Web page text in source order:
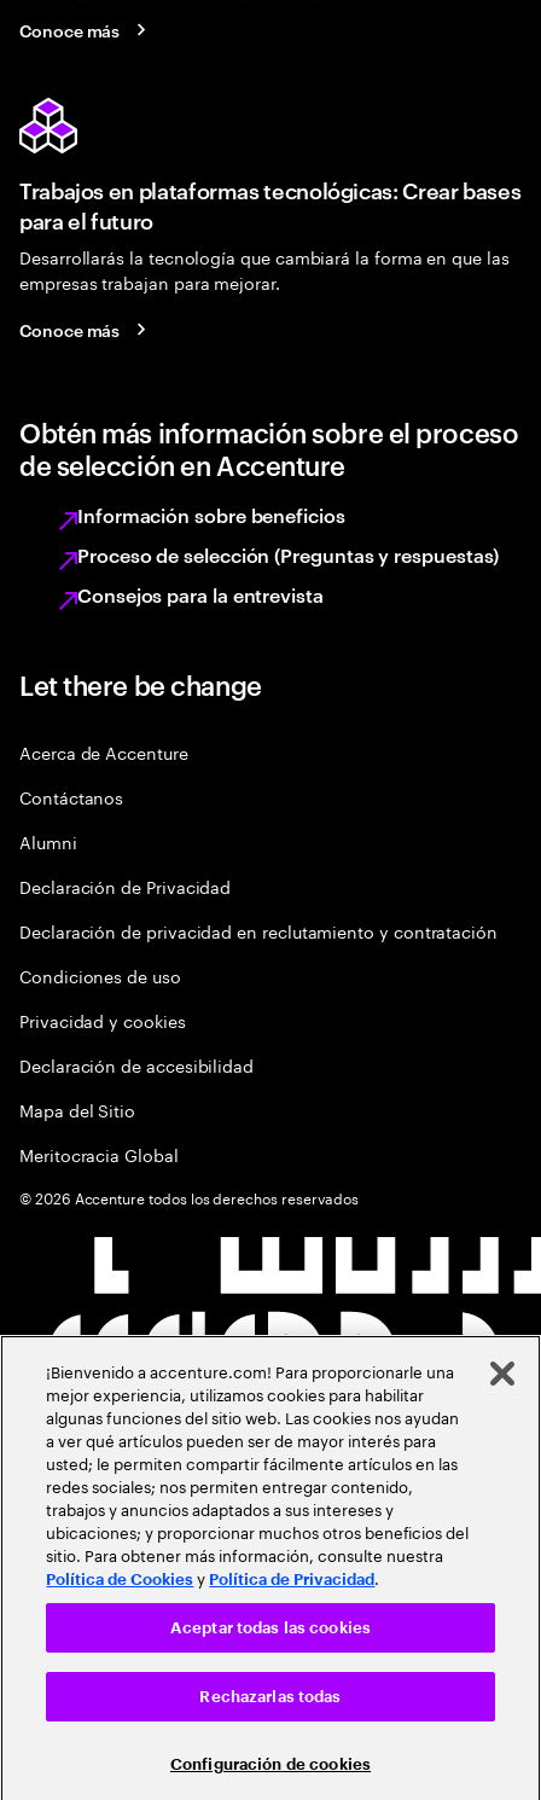
Conoce más
Trabajos en plataformas tecnológicas: Crear bases
para el futuro
Desarrollarás la tecnología que cambiará la forma en que las
empresas trabajan para mejorar.
Conoce más
Obtén más información sobre el proceso
de selección en Accenture
Información sobre beneficios
Proceso de selección (Preguntas y respuestas)
Consejos para la entrevista
Let there be change
Acerca de Accenture
Contáctanos
Alumni
Declaración de Privacidad
Declaración de privacidad en reclutamiento y contratación
Condiciones de uso
Privacidad y cookies
Declaración de accesibilidad
Mapa del Sitio
Meritocracia Global
©2026 Accenture todos los derechos reservados
¡Bienvenido a accenture.com! Para proporcionarle una
mejor experiencia, utilizamos cookies para habilitar
algunas funciones del sitio web. Las cookies nos ayudan
a ver qué artículos pueden ser de mayor interés para
usted; le permiten compartir fácilmente artículos en las
redes sociales; nos permiten entregar contenido,
trabajos y anuncios adaptados a sus intereses y
ubicaciones; y proporcionar muchos otros beneficios del
sitio. Para obtener más información, consulte nuestra
Política de Cookies y Política de Privacidad .
Configuración de cookies
Rechazarlas todas
Aceptar todas las cookies